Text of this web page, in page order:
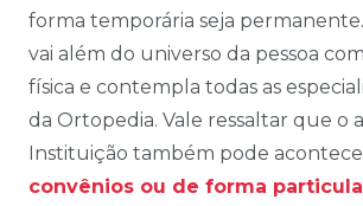
forma temporária seja
vai além do universo da pessoa
física e contempla todas as
da Ortopedia. Vale ressaltar que o
Instituição também pode
convênios ou de forma